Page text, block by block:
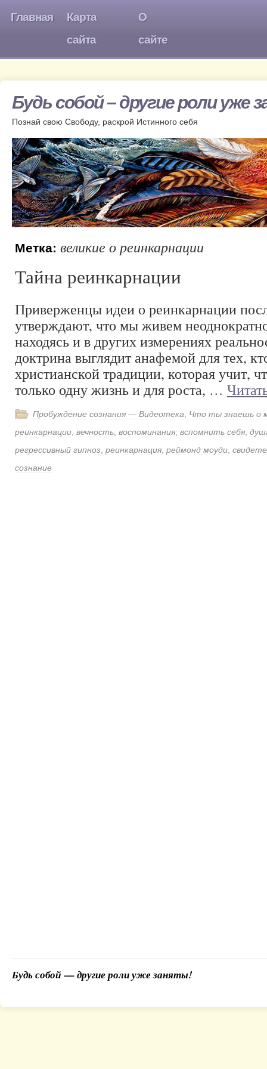
Главная
Карта
сайта
О
сайте
Будь собой – другие роли уже
Познай свою Свободу, раскрой Истинного себя
Метка: великие о реинкарнации
Тайна реинкарнации
Приверженцы идеи о реинкарнации
утверждают, что мы живем
находясь и в других измерениях
доктрина выглядит анафемой для тех,
христианской традиции, которая учит,
только одну жизнь и для роста, …
Пробуждение сознания — Видеотека
Что ты знаешь о
реинкарнации вечность воспоминания вспомнить себя
регрессивный гипноз реинкарнация реймонд моуди
сознание
Будь собой — другие роли уже заняты!